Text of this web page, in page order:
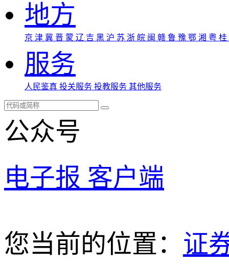
地方
京 津 冀 晋 蒙 辽 吉 黑 沪 苏 浙 皖 闽 赣 鲁 豫 鄂 湘 粤 桂
服务
人民鉴真 投关服务 投教服务 其他服务
公众号
电子报 客户端
您当前的位置： 证